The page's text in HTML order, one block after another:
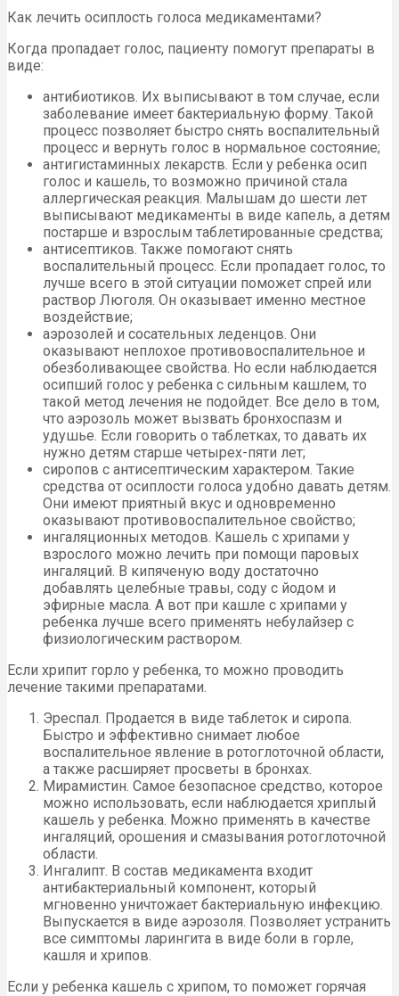
Как лечить осиплость голоса медикаментами?
Когда пропадает голос, пациенту помогут препараты в
виде:
антибиотиков. Их выписывают в том случае, если
заболевание имеет бактериальную форму. Такой
процесс позволяет быстро снять воспалительный
процесс и вернуть голос в нормальное состояние;
антигистаминных лекарств. Если у ребенка осип
голос и кашель, то возможно причиной стала
аллергическая реакция. Малышам до шести лет
выписывают медикаменты в виде капель, а детям
постарше и взрослым таблетированные средства;
антисептиков. Также помогают снять
воспалительный процесс. Если пропадает голос, то
лучше всего в этой ситуации поможет спрей или
раствор Люголя. Он оказывает именно местное
воздействие;
аэрозолей и сосательных леденцов. Они
оказывают неплохое противовоспалительное и
обезболивающее свойства. Но если наблюдается
осипший голос у ребенка с сильным кашлем, то
такой метод лечения не подойдет. Все дело в том,
что аэрозоль может вызвать бронхоспазм и
удушье. Если говорить о таблетках, то давать их
нужно детям старше четырех-пяти лет;
сиропов с антисептическим характером. Такие
средства от осиплости голоса удобно давать детям.
Они имеют приятный вкус и одновременно
оказывают противовоспалительное свойство;
ингаляционных методов. Кашель с хрипами у
взрослого можно лечить при помощи паровых
ингаляций. В кипяченую воду достаточно
добавлять целебные травы, соду с йодом и
эфирные масла. А вот при кашле с хрипами у
ребенка лучше всего применять небулайзер с
физиологическим раствором.
Если хрипит горло у ребенка, то можно проводить
лечение такими препаратами.
Эреспал. Продается в виде таблеток и сиропа.
Быстро и эффективно снимает любое
воспалительное явление в ротоглоточной области,
а также расширяет просветы в бронхах.
Мирамистин. Самое безопасное средство, которое
можно использовать, если наблюдается хриплый
кашель у ребенка. Можно применять в качестве
ингаляций, орошения и смазывания ротоглоточной
области.
Ингалипт. В состав медикамента входит
антибактериальный компонент, который
мгновенно уничтожает бактериальную инфекцию.
Выпускается в виде аэрозоля. Позволяет устранить
все симптомы ларингита в виде боли в горле,
кашля и хрипов.
Если у ребенка кашель с хрипом, то поможет горячая